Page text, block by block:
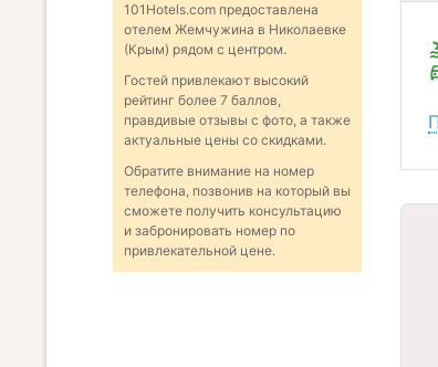
101Hotels.com предоставлена
отелем Жемчужина в Николаевке
(Крым) рядом с центром.
Гостей привлекают высокий
рейтинг более 7 баллов,
правдивые отзывы с фото, а также
актуальные цены со скидками.
Обратите внимание на номер
телефона, позвонив на который вы
сможете получить консультацию
и забронировать номер по
привлекательной цене.